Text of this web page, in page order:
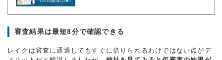
審査結果は最短8分で確認できる
レイクは審査に通過してもすぐに借りられるわけではない点がデ